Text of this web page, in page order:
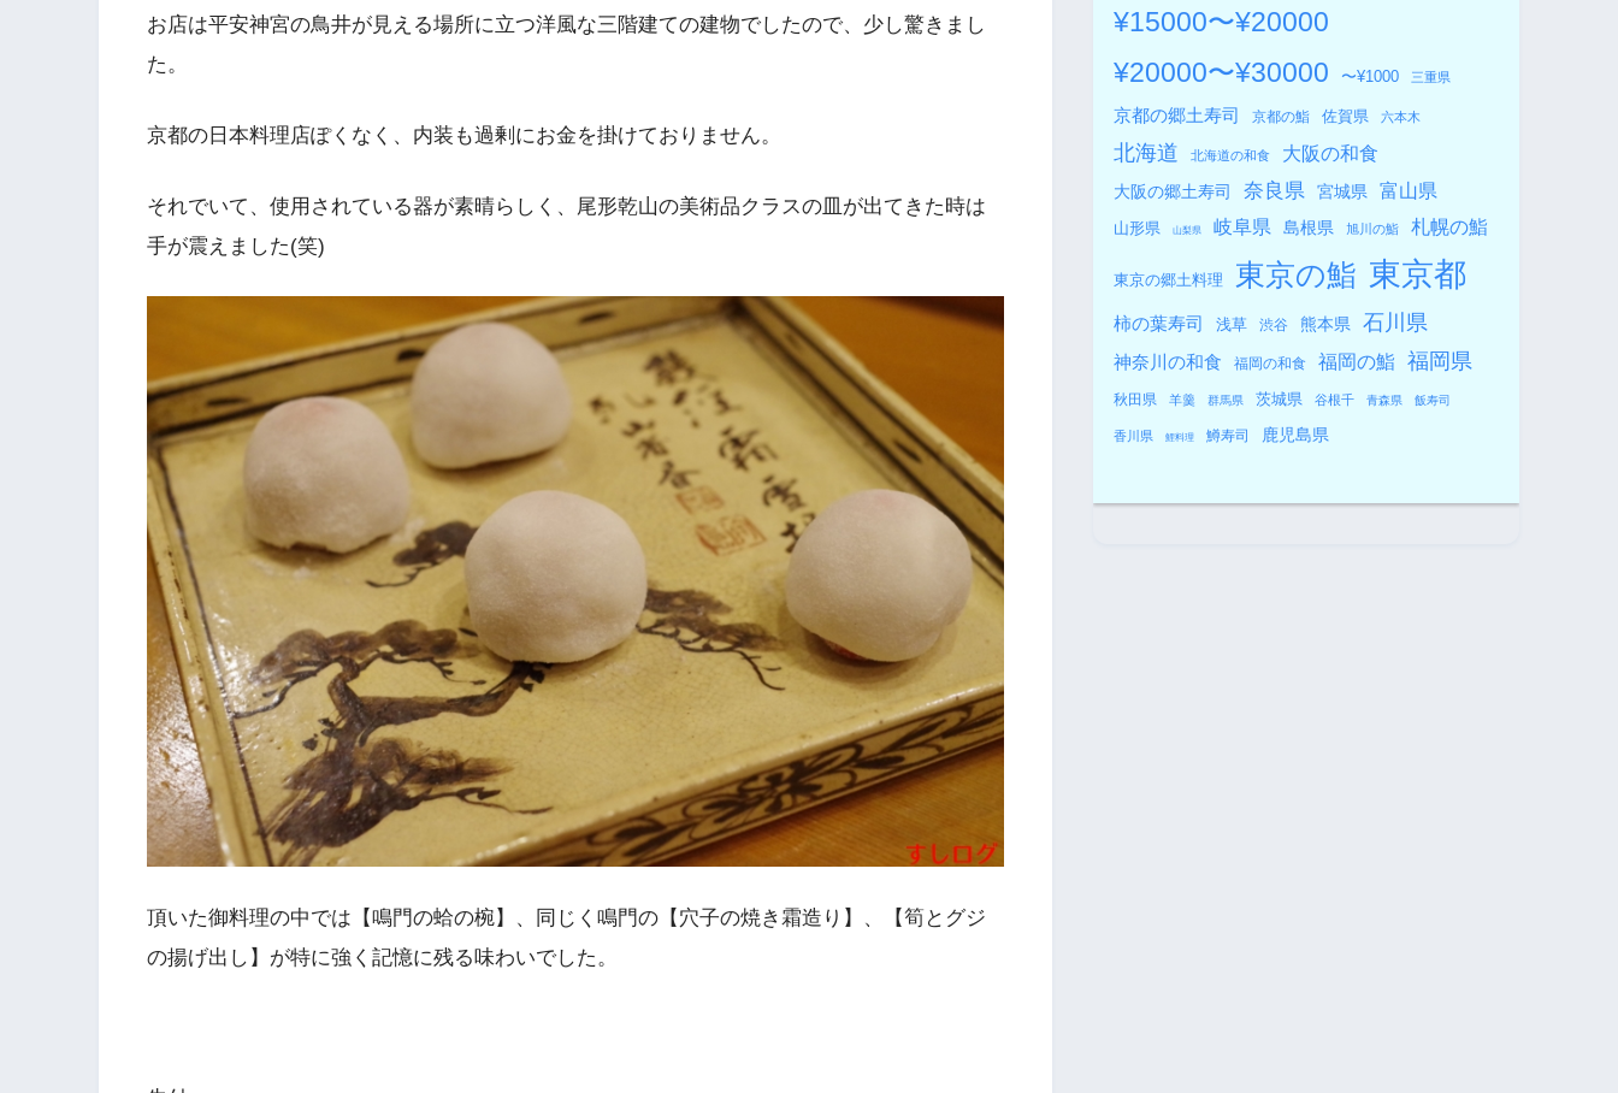
お店は平安神宮の鳥井が見える場所に立つ洋風な三階建ての建物でしたので、少し驚きまし
た。
京都の日本料理店ぽくなく、内装も過剰にお金を掛けておりません。
それでいて、使用されている器が素晴らしく、尾形乾山の美術品クラスの皿が出てきた時は
手が震えました(笑)
頂いた御料理の中では【鳴門の蛤の椀】、同じく鳴門の【穴子の焼き霜造り】、【筍とグジ
の揚げ出し】が特に強く記憶に残る味わいでした。
¥15000〜¥20000
¥20000〜¥30000
〜¥1000 三重県
京都の郷土寿司 京都の鮨 佐賀県 六本木
北海道 北海道の和食 大阪の和食
大阪の郷土寿司 奈良県 宮城県 富山県
山形県 山梨県 岐阜県 島根県 旭川の鮨 札幌の鮨
東京の郷土料理 東京の鮨 東京都
柿の葉寿司 浅草 渋谷 熊本県 石川県
神奈川の和食 福岡の和食 福岡の鮨 福岡県
秋田県 羊羹 群馬県 茨城県 谷根千 青森県 飯寿司
香川県 鯉料理 鱒寿司 鹿児島県